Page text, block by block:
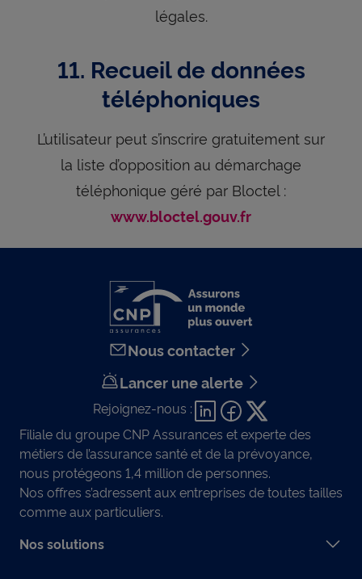
légales.
11. Recueil de données
téléphoniques
L’utilisateur peut s’inscrire gratuitement sur
la liste d’opposition au démarchage
téléphonique géré par Bloctel :
www.bloctel.gouv.fr
Nous contacter
Lancer une alerte
Rejoignez-nous :
Filiale du groupe CNP Assurances et experte des
métiers de l’assurance santé et de la prévoyance,
nous protégeons 1,4 million de personnes.
Nos offres s’adressent aux entreprises de toutes tailles
comme aux particuliers.
Nos solutions